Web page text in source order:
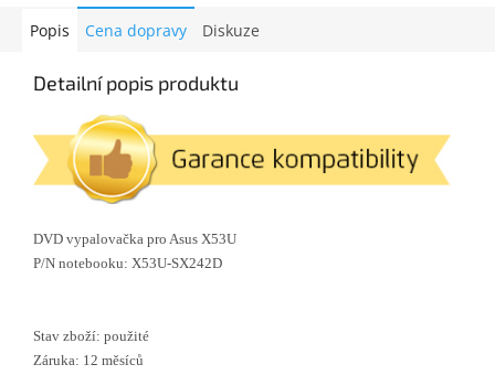
Popis Cena dopravy Diskuze
Detailní popis produktu
DVD vypalovačka pro Asus X53U
P/N notebooku: X53U-SX242D
Stav zboží: použité
Záruka: 12 měsíců